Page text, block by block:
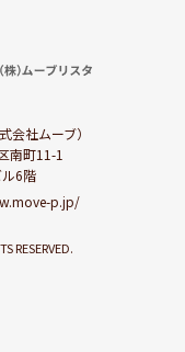
会社ムーブ）
南町11-1
6階
p.jp/
RESERVED.